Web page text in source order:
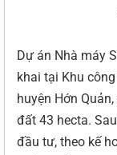
Dự án Nhà máy
khai tại Khu
huyện Hớn
đất 43 hecta.
đầu tư, theo kế